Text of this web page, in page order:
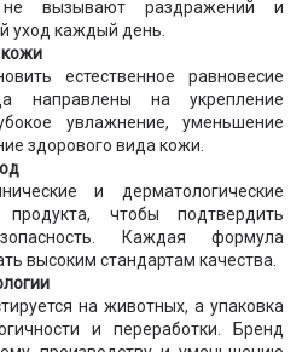
не вызывают раздражений и
уход каждый день.
кожи
естественное равновесие
направлены на укрепление
увлажнение, уменьшение
здорового вида кожи.
и дерматологические
чтобы подтвердить
Каждая формула
высоким стандартам качества.
на животных, а упаковка
и переработки. Бренд